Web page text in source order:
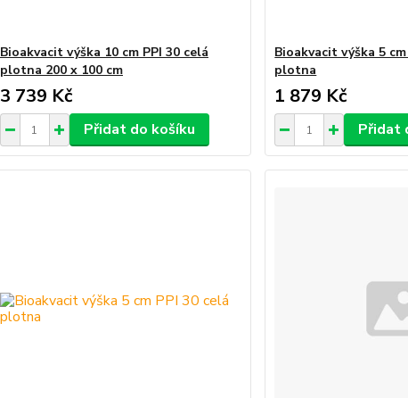
Bioakvacit výška 10 cm PPI 30 celá
plotna 200 x 100 cm
3 739 Kč
Přidat do košíku
Bioakvacit výška 5
plotna
1 879 Kč
Přidat